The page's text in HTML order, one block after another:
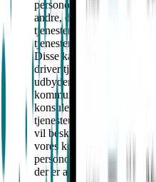
personoplysninger, vi
andre, der udfører
tjenester til os,
tjenesterne til dig, som
Disse kan f.eks. omfatte
driver tjenesterne,
udbydere af
kommunikationstjenester,
konsulenter, revisorer og
tjenesteudbydere, der
vil beskytte dine
vores kontrakter med
personoplysninger, der er
der er anført nedenfor: